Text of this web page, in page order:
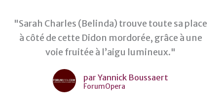
"Sarah Charles (Belinda) trouve toute sa place
à côté de cette Didon mordorée, grâce à une
voie fruitée à l’aigu lumineux."
par Yannick Boussaert
ForumOpera